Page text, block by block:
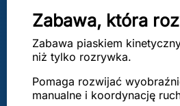
Zabawa, która
Zabawa piaskiem
niż tylko rozrywka.
Pomaga rozwijać
manualne i koordynację